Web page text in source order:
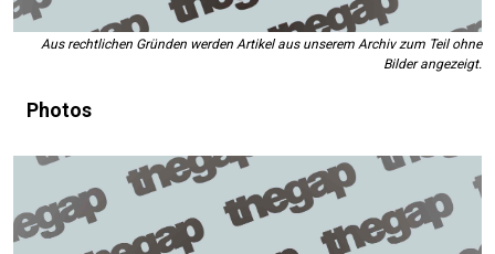
Aus rechtlichen Gründen werden Artikel aus unserem Archiv zum Teil ohne
Bilder angezeigt.
Photos